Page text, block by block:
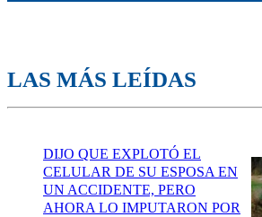
LAS MÁS LEÍDAS
DIJO QUE EXPLOTÓ EL
CELULAR DE SU ESPOSA EN
UN ACCIDENTE, PERO
AHORA LO IMPUTARON POR